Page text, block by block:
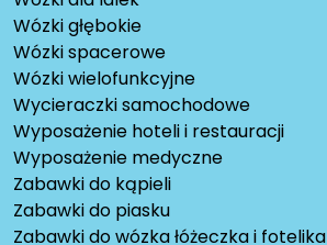
Wózki głębokie
Wózki spacerowe
Wózki wielofunkcyjne
Wycieraczki samochodowe
Wyposażenie hoteli i restauracji
Wyposażenie medyczne
Zabawki do kąpieli
Zabawki do piasku
Zabawki do wózka łóżeczka i fotelika